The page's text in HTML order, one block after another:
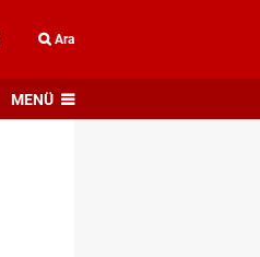
Ara
MENÜ